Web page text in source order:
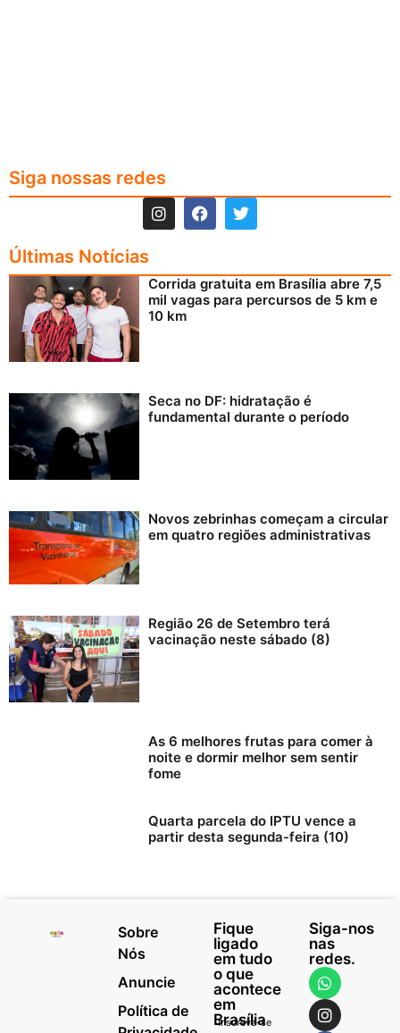
Siga nossas redes
Últimas Notícias
Corrida gratuita em Brasília abre 7,5
mil vagas para percursos de 5 km e
10 km
Seca no DF: hidratação é
fundamental durante o período
Novos zebrinhas começam a circular
em quatro regiões administrativas
Região 26 de Setembro terá
vacinação neste sábado (8)
As 6 melhores frutas para comer à
noite e dormir melhor sem sentir
fome
Quarta parcela do IPTU vence a
partir desta segunda-feira (10)
Sobre
Nós
Anuncie
Política de
Fique
ligado
em tudo
o que
acontece
em
Brasília
Inscreva-se
Siga-nos
nas
redes.